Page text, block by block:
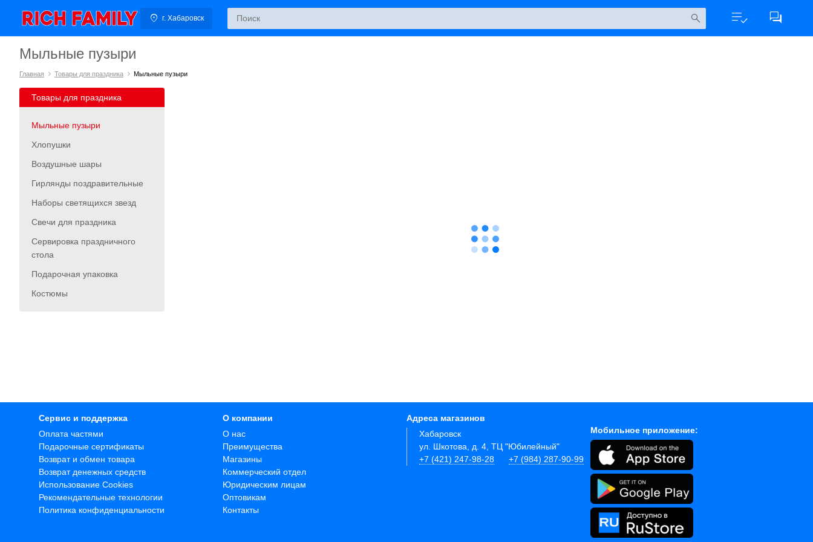
г. Хабаровск
Мыльные пузыри
Главная Товары для праздника Мыльные пузыри
Товары для праздника
Мыльные пузыри
Хлопушки
Воздушные шары
Гирлянды поздравительные
Наборы светящихся звезд
Свечи для праздника
Сервировка праздничного
стола
Подарочная упаковка
Костюмы
Сервис и поддержка
Оплата частями
Подарочные сертификаты
Возврат и обмен товара
Возврат денежных средств
Использование Cookies
Рекомендательные технологии
Политика конфиденциальности
О компании
О нас
Преимущества
Магазины
Коммерческий отдел
Юридическим лицам
Оптовикам
Контакты
Адреса магазинов
Хабаровск
ул. Шкотова, д. 4, ТЦ "Юбилейный"
+7 (421) 247-98-28
+7 (984) 287-90-99
Мобильное приложение: